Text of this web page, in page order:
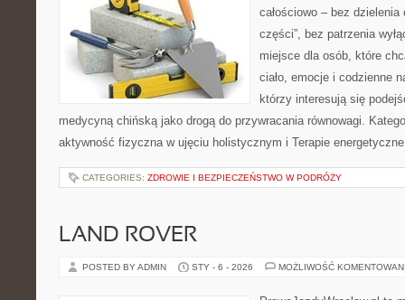
całościowo – bez dzielenia
części”, bez patrzenia
miejsce dla osób, które
ciało, emocje i codzienne
którzy interesują się
medycyną chińską jako drogą do przywracania równowagi.
aktywność fizyczna w ujęciu holistycznym i Terapie
CATEGORIES: ZDROWIE I BEZPIECZEŃSTWO W PODRÓŻY
LAND ROVER
POSTED BY ADMIN STY - 6 - 2026 MOŻLIWOŚĆ